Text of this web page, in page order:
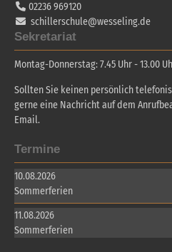
02236 969120
schillerschule@wesseling.de
Sekretariat
Montag-Donnerstag: 7.45 Uhr - 13.00
Sollten Sie keinen persönlich
gerne eine Nachricht auf dem
Email.
Termine
10.08.2026
Sommerferien
11.08.2026
Sommerferien